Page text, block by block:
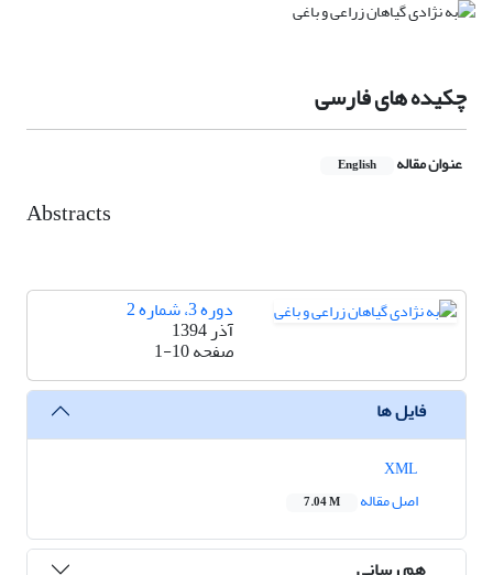
چکیده های فارسی
عنوان مقاله English
Abstracts
دوره 3، شماره 2
آذر 1394
صفحه1-10
فایل ها
اصل مقاله
7.04 M